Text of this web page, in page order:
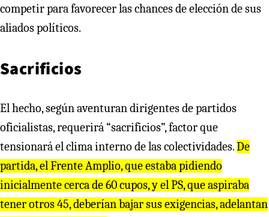
competir para favorecer las chances de elección de sus
aliados políticos.
Sacrificios
El hecho, según aventuran dirigentes de partidos
oficialistas, requerirá “sacrificios”, factor que
tensionará el clima interno de las colectividades.De
partida, el Frente Amplio, que estaba pidiendo
inicialmente cerca de 60 cupos, y el PS, que aspiraba
tener otros 45, deberían bajar sus exigencias, adelantan